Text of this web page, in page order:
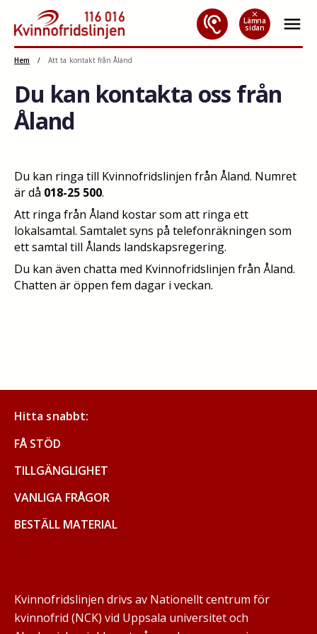
Hoppa
innehåll
close
Lämna
sidan menu
Hem / Att ta kontakt från Åland
Du kan kontakta oss från
Åland
Du kan ringa till Kvinnofridslinjen från Åland. Numret
är då 018-25 500.
Att ringa från Åland kostar som att ringa ett
lokalsamtal. Samtalet syns på telefonräkningen som
ett samtal till Ålands landskapsregering.
Du kan även chatta med Kvinnofridslinjen från Åland.
Chatten är öppen fem dagar i veckan.
Hitta snabbt:
FÅ STÖD
TILLGÄNGLIGHET
VANLIGA FRÅGOR
BESTÄLL MATERIAL
Kvinnofridslinjen drivs av Nationellt centrum för
kvinnofrid (NCK) vid Uppsala universitet och